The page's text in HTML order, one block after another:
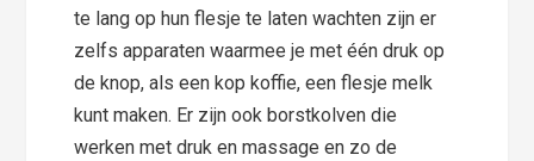
te lang op hun flesje te laten wachten zijn er
zelfs apparaten waarmee je met één druk op
de knop, als een kop koffie, een flesje melk
kunt maken. Er zijn ook borstkolven die
werken met druk en massage en zo de